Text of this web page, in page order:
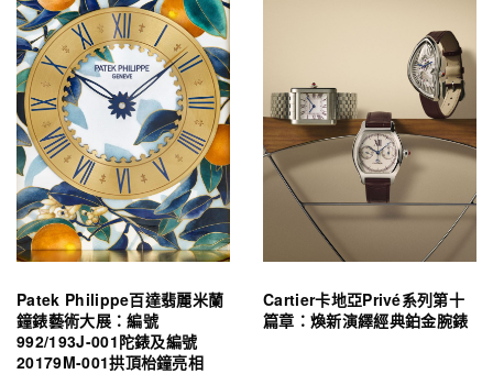
Patek Philippe百達翡麗米蘭
鐘錶藝術大展：編號
992/193J-001陀錶及編號
20179M-001拱頂枱鐘亮相
Cartier卡地亞Privé系列第十
篇章：煥新演繹經典鉑金腕錶